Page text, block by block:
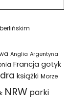
Anglia Argentyna
Francja gotyk
książki Morze
NRW parki